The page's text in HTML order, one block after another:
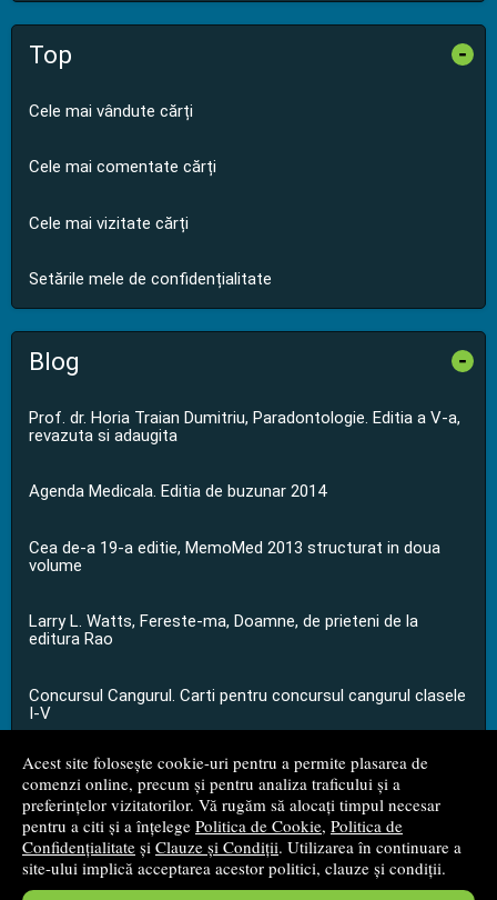
Acest site folosește cookie-uri pentru a permite plasarea de
comenzi online, precum și pentru analiza traficului și a
preferințelor vizitatorilor. Vă rugăm să alocați timpul necesar
pentru a citi și a înțelege Politica de Cookie, Politica de
Confidențialitate și Clauze și Condiții. Utilizarea în continuare a
site-ului implică acceptarea acestor politici, clauze și condiții.
Top -
Cele mai vândute cărți
Cele mai comentate cărți
Cele mai vizitate cărți
Setările mele de confidențialitate
Blog -
Prof. dr. Horia Traian Dumitriu, Paradontologie. Editia a V-a,
revazuta si adaugita
Agenda Medicala. Editia de buzunar 2014
Cea de-a 19-a editie, MemoMed 2013 structurat in doua
volume
Larry L. Watts, Fereste-ma, Doamne, de prieteni de la
editura Rao
Concursul Cangurul. Carti pentru concursul cangurul clasele
I-V
...toate știrile
© 2008 - 2026S.C. M.G. Net Distribution S.R.L.
Magazin onlinecreat deVital Soft